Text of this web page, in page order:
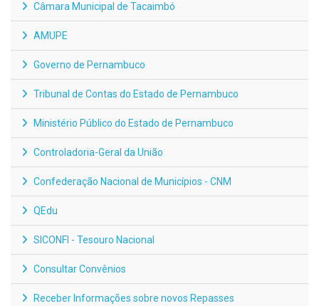
Câmara Municipal de Tacaimbó
AMUPE
Governo de Pernambuco
Tribunal de Contas do Estado de Pernambuco
Ministério Público do Estado de Pernambuco
Controladoria-Geral da União
Confederação Nacional de Municípios - CNM
QEdu
SICONFI - Tesouro Nacional
Consultar Convênios
Receber Informações sobre novos Repasses